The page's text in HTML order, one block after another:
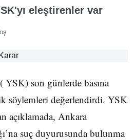
eleştirenler var
son günlerde basına
söylemleri değerlendirdi. YSK
açıklamada, Ankara
suç duyurusunda bulunma